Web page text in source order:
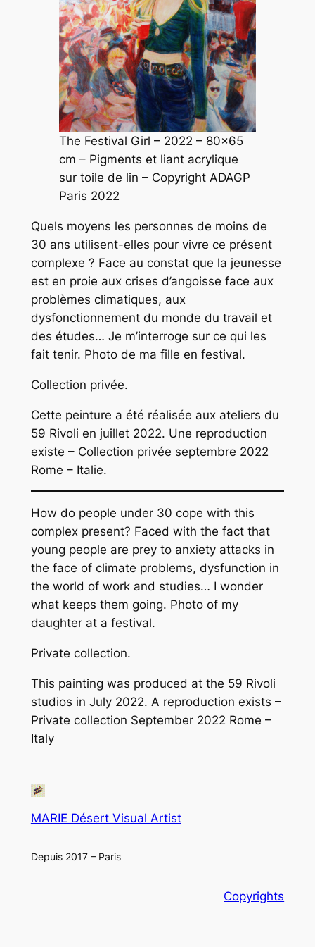
The Festival Girl – 2022 – 80×65
cm – Pigments et liant acrylique
sur toile de lin – Copyright ADAGP
Paris 2022
Quels moyens les personnes de moins de
30 ans utilisent-elles pour vivre ce présent
complexe ? Face au constat que la jeunesse
est en proie aux crises d’angoisse face aux
problèmes climatiques, aux
dysfonctionnement du monde du travail et
des études… Je m’interroge sur ce qui les
fait tenir. Photo de ma fille en festival.
Collection privée.
Cette peinture a été réalisée aux ateliers du
59 Rivoli en juillet 2022. Une reproduction
existe – Collection privée septembre 2022
Rome – Italie.
How do people under 30 cope with this
complex present? Faced with the fact that
young people are prey to anxiety attacks in
the face of climate problems, dysfunction in
the world of work and studies… I wonder
what keeps them going. Photo of my
daughter at a festival.
Private collection.
This painting was produced at the 59 Rivoli
studios in July 2022. A reproduction exists –
Private collection September 2022 Rome –
Italy
MARIE Désert Visual Artist
Depuis 2017 – Paris
Copyrights